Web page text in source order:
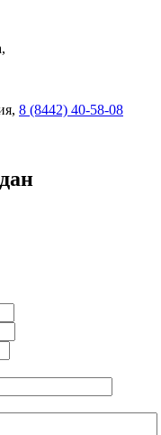
8 (8442) 40-58-08